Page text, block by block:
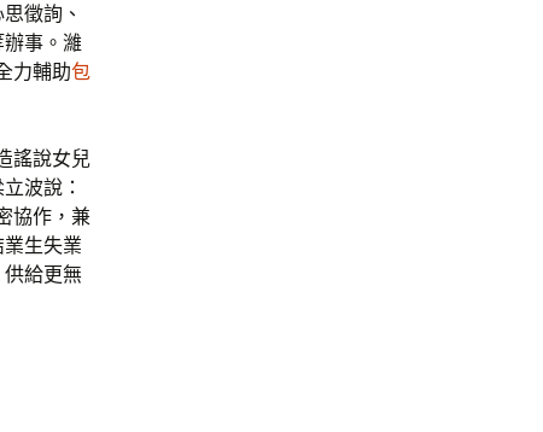
徵詢、
事。濰
力輔助包
謠說女兒
波說：
協作，兼
生失業
給更無